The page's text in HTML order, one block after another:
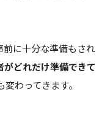
前に十分な準備もされ
がどれだけ準備できて
わってきます。